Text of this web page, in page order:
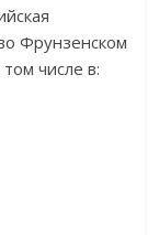
Фрунзенском
числе в: